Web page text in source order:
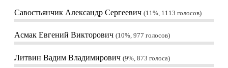
Савостьянчик Александр Сергеевич 11%, 1113 голосов
Асмак Евгений Викторович 10%, 977 голосов
Литвин Вадим Владимирович 9%, 873 голоса